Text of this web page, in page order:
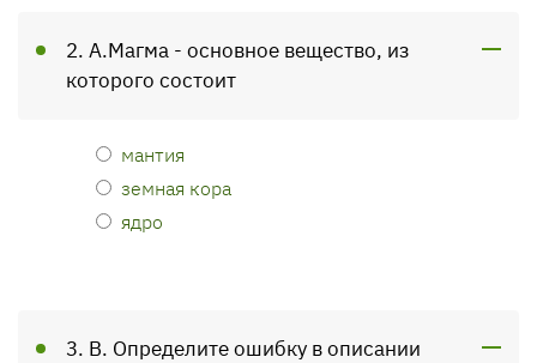
2. А.Магма - основное вещество, из
которого состоит
мантия
земная кора
ядро
3. В. Определите ошибку в описании